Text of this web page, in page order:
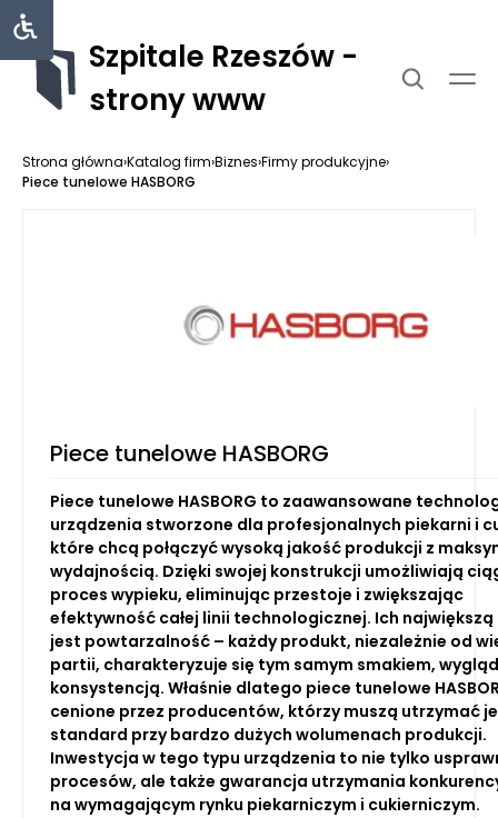
Szpitale Rzeszów -
strony www
Strona główna›Katalog firm›Biznes›Firmy produkcyjne›
Piece tunelowe HASBORG
Piece tunelowe HASBORG
Piece tunelowe HASBORG to zaawansowane
urządzenia stworzone dla profesjonalnych piekarni i
które chcą połączyć wysoką jakość produkcji z
wydajnością. Dzięki swojej konstrukcji umożliwiają
proces wypieku, eliminując przestoje i zwiększając
efektywność całej linii technologicznej. Ich
jest powtarzalność – każdy produkt, niezależnie od
partii, charakteryzuje się tym samym smakiem,
konsystencją. Właśnie dlatego piece tunelowe
cenione przez producentów, którzy muszą utrzymać
standard przy bardzo dużych wolumenach produkcji.
Inwestycja w tego typu urządzenia to nie tylko
procesów, ale także gwarancja utrzymania
na wymagającym rynku piekarniczym i cukierniczym.